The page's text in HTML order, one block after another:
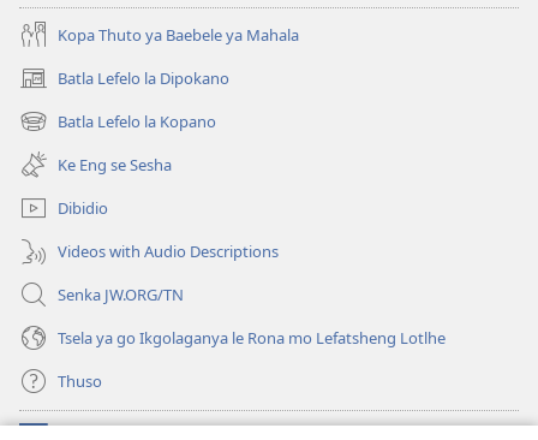
Kopa Thuto ya Baebele ya Mahala
Batla Lefelo la Dipokano
(e
bula
tsebe
nngwe)
Batla Lefelo la Kopano
(e
bula
tsebe
e
nngwe)
Ke Eng se Sesha
Dibidio
Videos with Audio Descriptions
Senka JW.ORG/TN
Tsela ya go Ikgolaganya le Rona mo Lefatsheng Lotlhe
Thuso